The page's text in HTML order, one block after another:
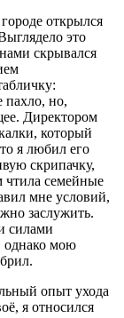
открылся
это
скрывался
пахло, но,
Директором
который
я любил его
скрипачку,
чтила семейные
мне условий,
заслужить.
силами
однако мою
опыт ухода
я относился